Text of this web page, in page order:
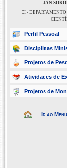
JAN
CI -
Perfil Pessoal
Disciplinas
Projetos de
Atividades de
Projetos de
Ir ao